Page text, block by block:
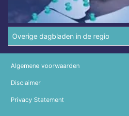
Overige dagbladen in de regio
Algemene voorwaarden
Disclaimer
Privacy Statement